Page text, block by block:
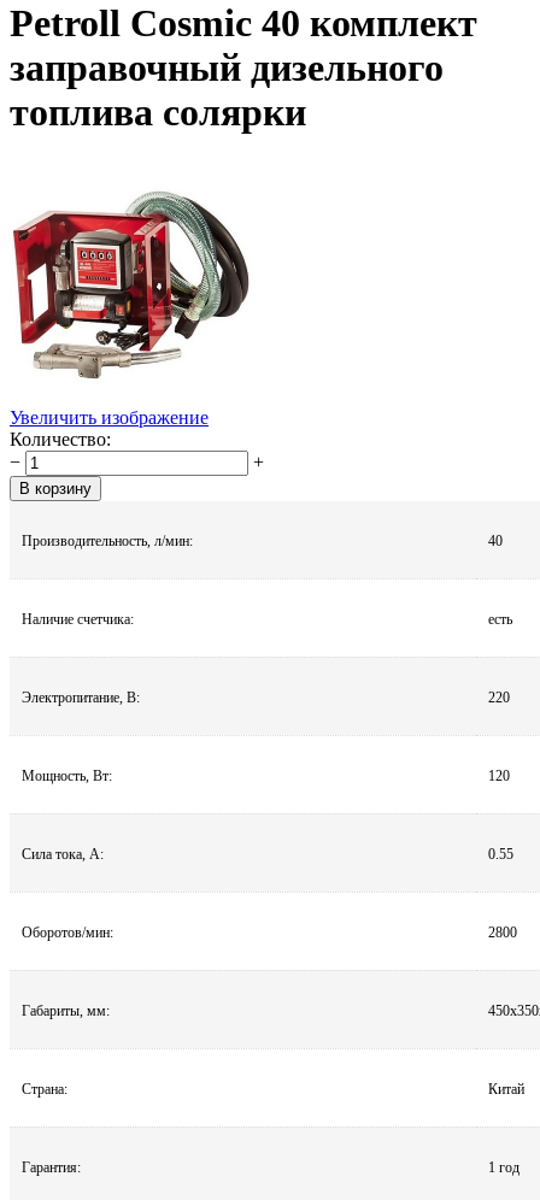
Petroll Cosmic 40 комплект
заправочный дизельного
топлива солярки
Увеличить изображение
Количество:
−
+
Производительность, л/мин: 40
Наличие счетчика: есть
Электропитание, В: 220
Мощность, Вт: 120
Сила тока, А: 0.55
Оборотов/мин: 2800
Габариты, мм:
Страна: Китай
Гарантия: 1 год